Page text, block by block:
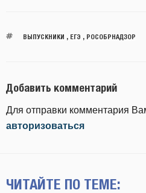
ВЫПУСКНИКИ , ЕГЭ , РОСОБРНАДЗОР
Добавить комментарий
Для отправки комментария
авторизоваться
ЧИТАЙТЕ ПО ТЕМЕ: